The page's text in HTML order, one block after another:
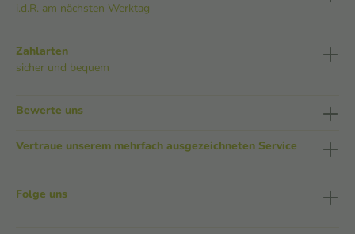
i.d.R. am nächsten Werktag
Zahlarten
sicher und bequem
Bewerte uns
Vertraue unserem mehrfach ausgezeichneten Service
Folge uns